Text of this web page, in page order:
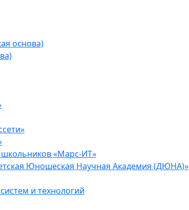
основа)
школьников «Марс-ИТ»
Юношеская Научная Академия (ДЮНА)»
и технологий